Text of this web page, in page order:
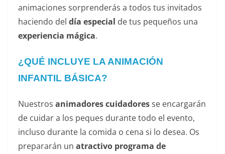
animaciones sorprenderás a todos tus invitados
haciendo del día especial de tus pequeños una
experiencia mágica.
¿QUÉ INCLUYE LA ANIMACIÓN
INFANTIL BÁSICA?
Nuestros animadores cuidadoresse encargarán
de cuidar a los peques durante todo el evento,
incluso durante la comida o cena si lo desea. Os
prepararán un atractivo programa de